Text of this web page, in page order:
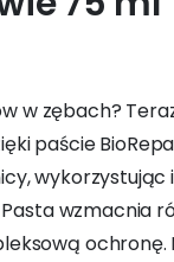
w zębach?
paście
wykorzystując
wzmacnia
ochronę.